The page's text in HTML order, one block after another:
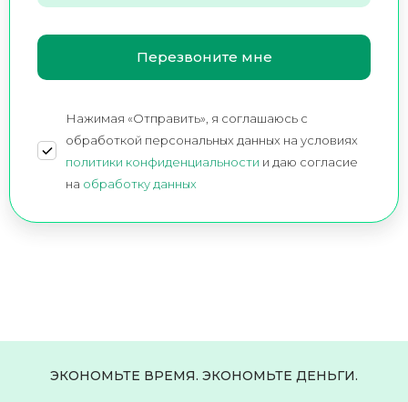
Нажимая «Отправить», я соглашаюсь c
обработкой персональных данных на условиях
политики конфиденциальности и даю согласие
на обработку данных
ЭКОНОМЬТЕ ВРЕМЯ. ЭКОНОМЬТЕ ДЕНЬГИ.